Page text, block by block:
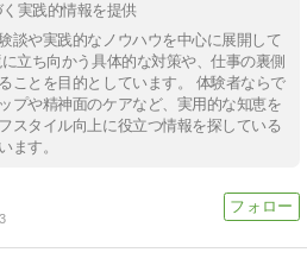
実践的情報を提供
談や実践的なノウハウを中心に展開して
立ち向かう具体的な対策や、仕事の裏側
ことを目的としています。 体験者ならで
プや精神面のケアなど、実用的な知恵を
スタイル向上に役立つ情報を探している
ます。
3